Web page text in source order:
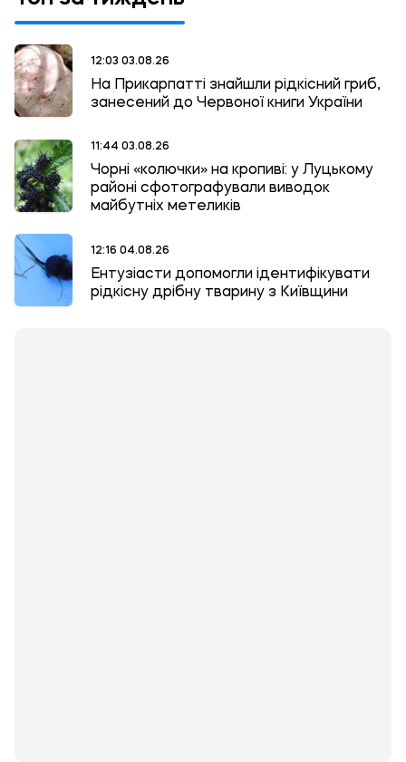
12:03 03.08.26
На Прикарпатті знайшли рідкісний гриб,
занесений до Червоної книги України
11:44 03.08.26
Чорні «колючки» на кропиві: у Луцькому
районі сфотографували виводок
майбутніх метеликів
12:16 04.08.26
Ентузіасти допомогли ідентифікувати
рідкісну дрібну тварину з Київщини